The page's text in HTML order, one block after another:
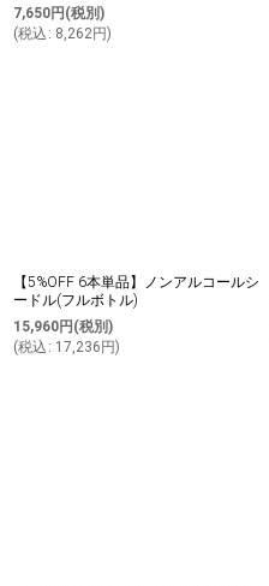
7,650円 (税別)
(税込 : 8,262円)
【5%OFF 6本単品】ノンアルコールシ
ードル(フルボトル)
15,960円 (税別)
(税込 : 17,236 円)